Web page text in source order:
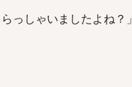
っしゃいましたよね？」